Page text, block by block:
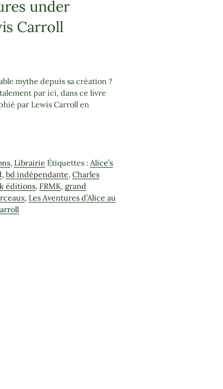
under
Carroll
mythe depuis sa création ?
par ici, dans ce livre
par Lewis Carroll en
, Librairie Étiquettes : Alice’s
,bd indépendante,Charles
éditions, FRMK, grand
, Les Aventures d’Alice au